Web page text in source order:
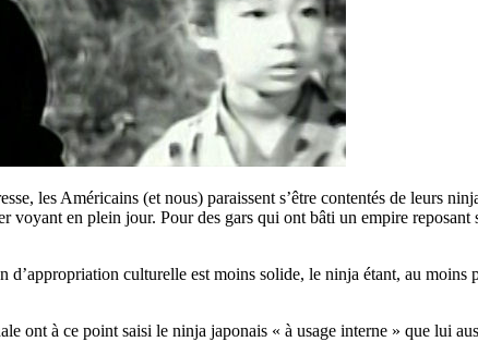
les Américains (et nous) paraissent s’être contentés de leurs
en plein jour. Pour des gars qui ont bâti un empire
culturelle est moins solide, le ninja étant, au moins
ont à ce point saisi le ninja japonais « à usage interne » que lui